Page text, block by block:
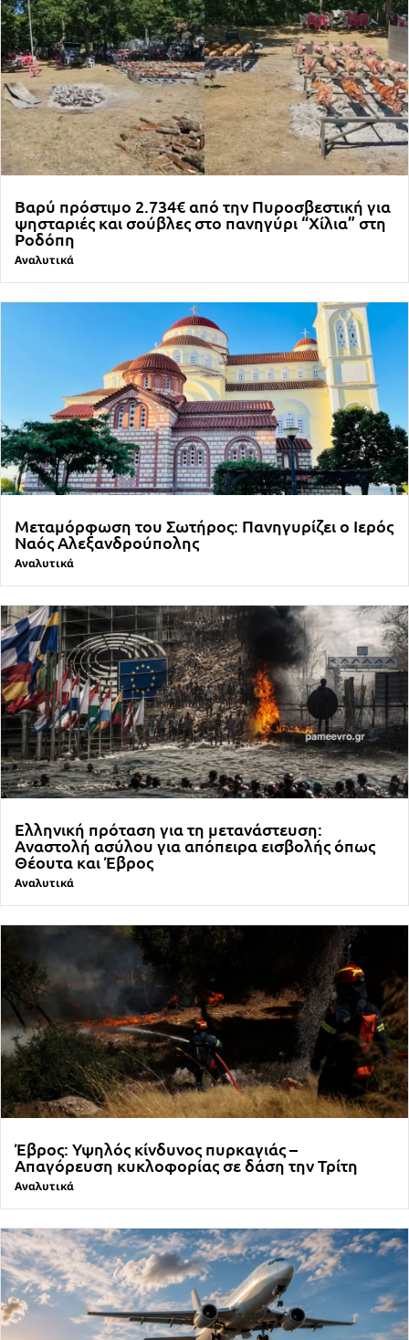
Βαρύ πρόστιμο 2.734€ από την Πυροσβεστική για
ψησταριές και σούβλες στο πανηγύρι “Χίλια” στη
Ροδόπη
Αναλυτικά
Μεταμόρφωση του Σωτήρος: Πανηγυρίζει ο Ιερός
Ναός Αλεξανδρούπολης
Αναλυτικά
Ελληνική πρόταση για τη μετανάστευση:
Αναστολή ασύλου για απόπειρα εισβολής όπως
Θέουτα και Έβρος
Αναλυτικά
Έβρος: Υψηλός κίνδυνος πυρκαγιάς –
Απαγόρευση κυκλοφορίας σε δάση την Τρίτη
Αναλυτικά